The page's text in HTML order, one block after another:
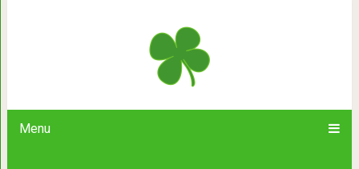
Menu
Откуда в СССР в 1935